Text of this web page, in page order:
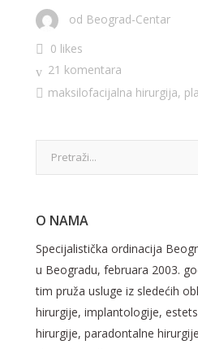
od Beograd-Centar
0 likes
21 komentara
maksilofacijalna hirurgija,
O NAMA
Specijalistička ordinacija
u Beogradu, februara 2003.
tim pruža usluge iz sledećih
hirurgije, implantologije,
hirurgije, paradontalne